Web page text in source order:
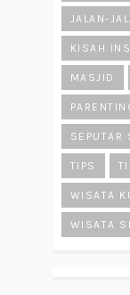
JALAN-
KISAH
MASJID
SEPUTAR
TIPS
WISATA
WISATA